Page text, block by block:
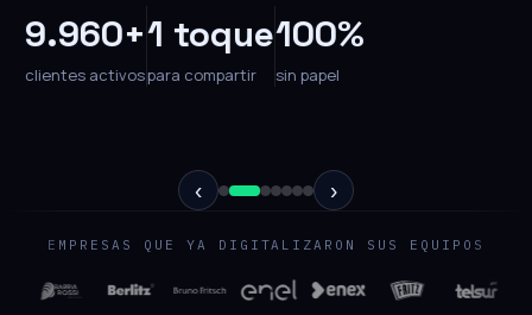
9.960+
clientes activos
1 toque
para compartir
100%
sin papel
‹ ›
EMPRESAS QUE YA DIGITALIZARON SUS EQUIPOS